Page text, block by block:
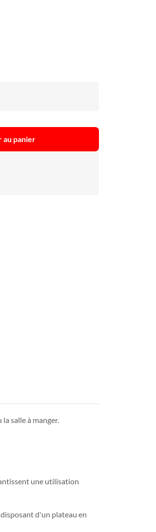
au panier
salle à manger.
une utilisation
d'un plateau en